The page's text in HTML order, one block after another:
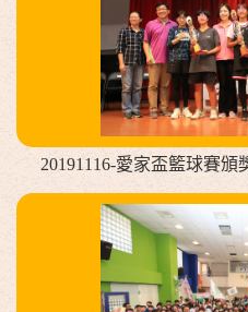
20191116-愛家盃籃球賽頒